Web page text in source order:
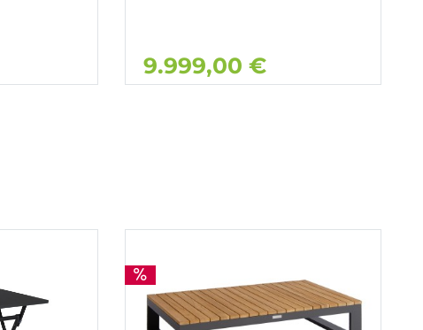
9.999,00 €